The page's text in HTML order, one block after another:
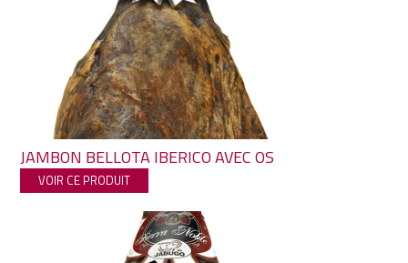
JAMBON BELLOTA IBERICO AVEC OS
VOIR CE PRODUIT